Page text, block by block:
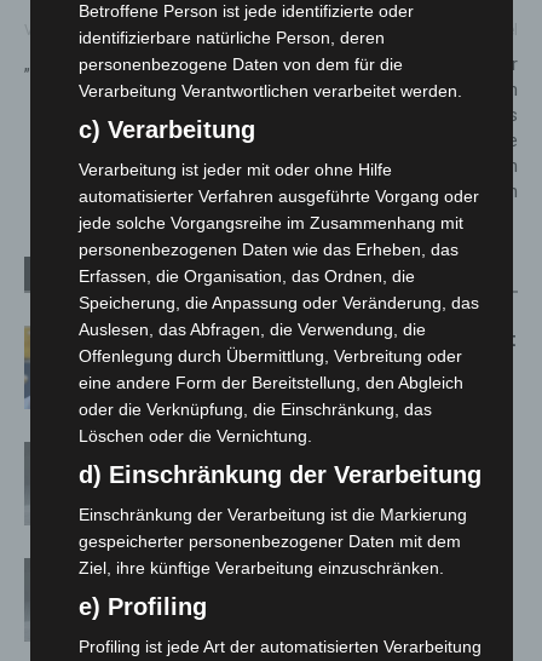
Vorheriger Artikel
„Stunde der Gartenvögel“ 2021
Säugling verschwunden – Wer
kann Hinweise zum
Aufenthaltsort der Mutter des
Kindes geben? – 30-Jährige
mit Kind wohlbehalten
angetroffen
Verwandte Artikel Mehr vom Autor
Letzte Corona-Schutzmaßnahme läuft
aus
zum 1. März aufgehoben
Corona-Schutzmaßnahmen in Schule
und KiTa: vom Land bis Ostern –
Absonderungspflicht läuft aus
Betroffene Person ist jede identifizierte oder
identifizierbare natürliche Person, deren
personenbezogene Daten von dem für die
Verarbeitung Verantwortlichen verarbeitet werden.
c) Verarbeitung
Verarbeitung ist jeder mit oder ohne Hilfe
automatisierter Verfahren ausgeführte Vorgang oder
jede solche Vorgangsreihe im Zusammenhang mit
personenbezogenen Daten wie das Erheben, das
Erfassen, die Organisation, das Ordnen, die
Speicherung, die Anpassung oder Veränderung, das
Auslesen, das Abfragen, die Verwendung, die
Offenlegung durch Übermittlung, Verbreitung oder
eine andere Form der Bereitstellung, den Abgleich
oder die Verknüpfung, die Einschränkung, das
Löschen oder die Vernichtung.
d) Einschränkung der Verarbeitung
Einschränkung der Verarbeitung ist die Markierung
gespeicherter personenbezogener Daten mit dem
Ziel, ihre künftige Verarbeitung einzuschränken.
e) Profiling
Profiling ist jede Art der automatisierten Verarbeitung